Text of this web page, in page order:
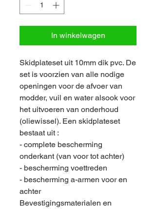
In winkelwagen
Skidplateset uit 10mm dik pvc. De
set is voorzien van alle nodige
openingen voor de afvoer van
modder, vuil en water alsook voor
het uitvoeren van onderhoud
(oliewissel). Een skidplateset
bestaat uit :
- complete bescherming
onderkant (van voor tot achter)
- bescherming voettreden
- bescherming a-armen voor en
achter
Bevestigingsmaterialen en